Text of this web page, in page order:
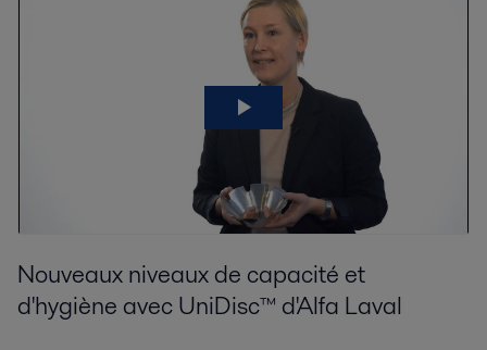
Nouveaux niveaux de capacité et
d'hygiène avec UniDisc™ d'Alfa Laval